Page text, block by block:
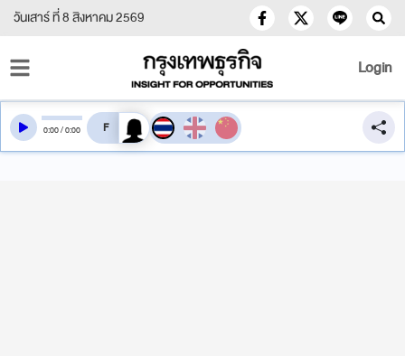
วันเสาร์ ที่ 8 สิงหาคม 2569
Login
0:00/0:00 สลับเสียงอ่าน